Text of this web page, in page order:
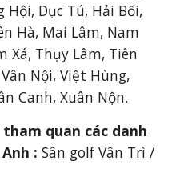
Hội, Dục Tú, Hải Bối,
Hà, Mai Lâm, Nam
Xá, Thụy Lâm, Tiên
Nội, Việt Hùng,
Canh, Xuân Nộn.
quan các danh
Anh : Sân golf Vân Trì /